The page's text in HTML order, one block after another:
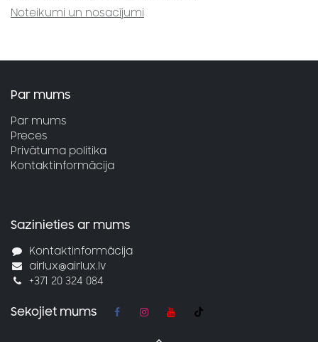
Noteikumi un nosacījumi
Par mums
Par mums
Preces
Privātuma politika
Kontaktinformācija
Sazinieties ar mums
Kontaktinformācija
airlux@airlux.lv
+371 20 324 084
Sekojiet mums